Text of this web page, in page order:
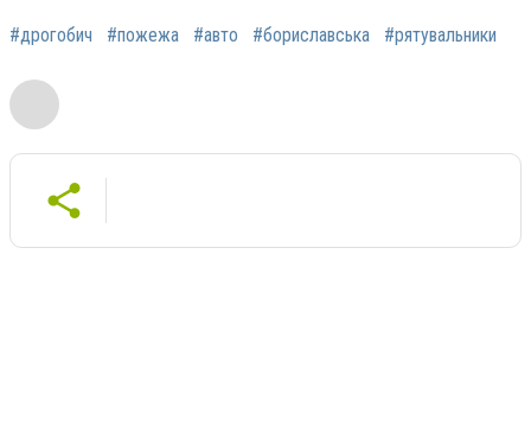
#дрогобич #пожежа #авто #бориславська #рятувальники